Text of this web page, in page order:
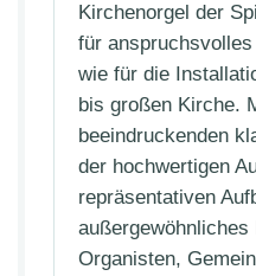
Kirchenorgel der
für
wie für die
bis großen Kirche.
beeindruckenden
der hochwertigen
repräsentativen
Organisten,